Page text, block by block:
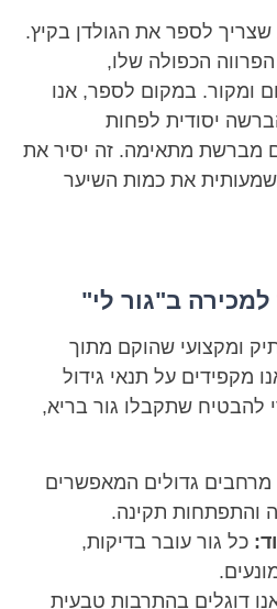
לספר את הגולדן בקיץ.
הכפולה שלו,
ומקור. במקום לספר, אנו
יסודית לפחות
מברשת מתאימה. זה יסיר את
את כמות השיער
למכירה ב"גור לי"
ומקצועי שהוקם מתוך
מקפידים על תנאי גידול
להבטיח שתקבלו גור בריא,
מרחבים גדולים המאפשרים
והתפתחות תקינה.
כל גור עובר בדיקות,
דוגלים בהתרבות טבעית